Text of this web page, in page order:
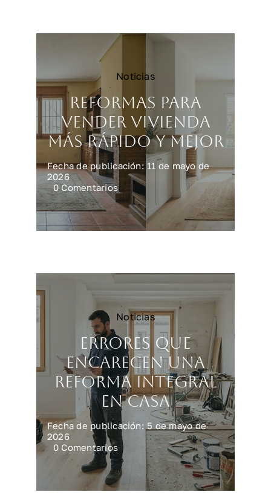
claves
Noticias
Reformas para
vender vivienda
más rápido y mejor
Fecha de publicación: 11 de mayo de
2026
0 Comentarioson
Reformas
para
vender
vivienda
mejor
Noticias
Errores que
encarecen una
reforma integral
en casa
Fecha de publicación: 5 de mayo de
2026
0 Comentarioson
Errores
que
encarecen
una